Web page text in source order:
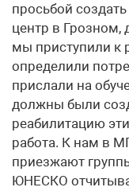
просьбой
центр в Грозном,
мы приступили к
определили
прислали на
должны были
реабилитацию
работа. К нам в
приезжают
ЮНЕСКО